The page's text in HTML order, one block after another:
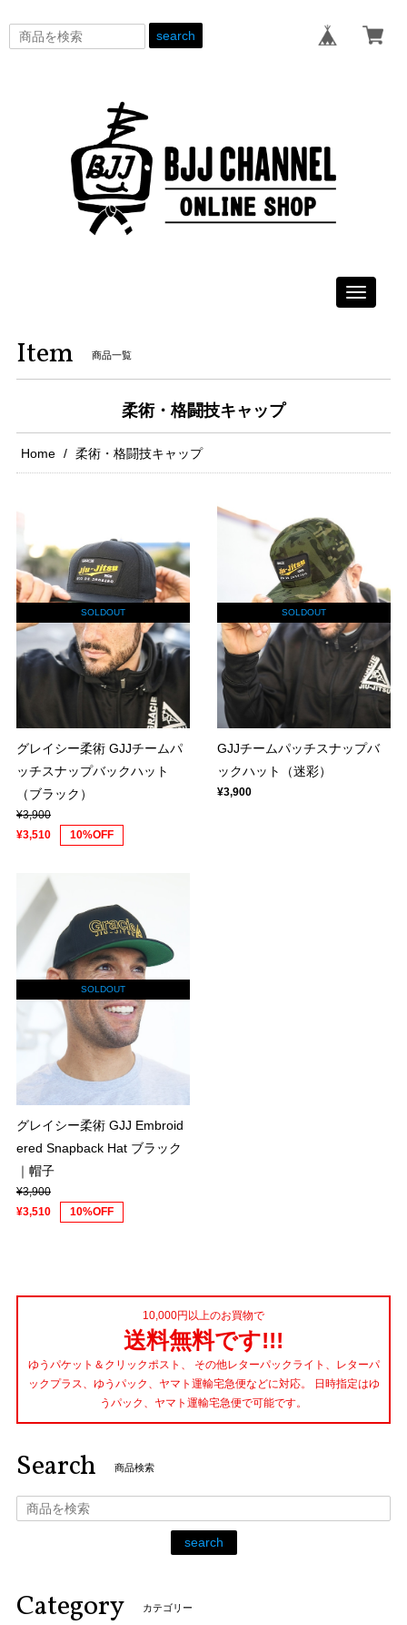
search
Toggle
Item 商品一覧
柔術・格闘技キャップ
Home 柔術・格闘技キャップ
SOLDOUT
グレイシー柔術 GJJチームパ
ッチスナップバックハット
（ブラック）
¥3,900
¥3,510
10%OFF
SOLDOUT
GJJチームパッチスナップバ
ックハット（迷彩）
¥3,900
SOLDOUT
グレイシー柔術 GJJ Embroid
ered Snapback Hat ブラック
｜帽子
¥3,900
¥3,510
10%OFF
10,000円以上のお買物で
送料無料です!!!
ゆうパケット＆クリックポスト、 その他レターパックライト、レターパ
ックプラス、ゆうパック、ヤマト運輸宅急便などに対応。 日時指定はゆ
うパック、ヤマト運輸宅急便で可能です。
Search 商品検索
search
Category カテゴリー